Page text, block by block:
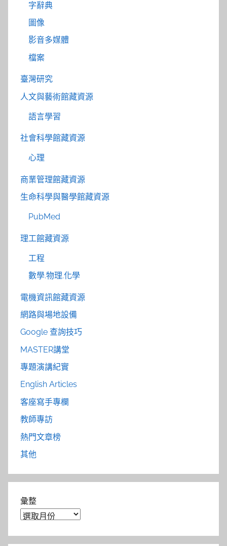
字辭典
圖像
影音多媒體
檔案
臺灣研究
人文與藝術館藏資源
語言學習
社會科學館藏資源
心理
商業管理館藏資源
生命科學與醫學館藏資源
PubMed
理工館藏資源
工程
數學.物理.化學
電機資訊館藏資源
網路與場地設備
Google 查詢技巧
MASTER講堂
專題演講紀實
English Articles
客座寫手專欄
教師專訪
熱門文章榜
其他
彙整